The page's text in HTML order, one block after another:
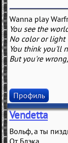
Wanna play
You see the
No color or light
You think you'll
But you're
Профиль
Vendetta
Вольф, а ты